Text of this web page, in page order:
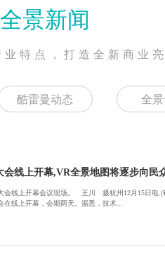
全景新闻
特点，打造全新商业
酷雷曼动态 全
会线上开幕,VR全景地图将逐步向民
会线上开幕会议现场。 王川 摄杭州12月15日电 (
在线上开幕，会期两天。据悉，技术...